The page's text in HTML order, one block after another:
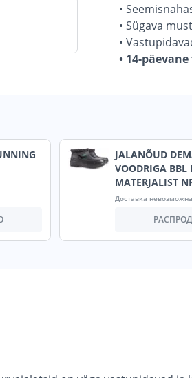
•
• Sügava
•
• 14-
JALANÕUD
VOODRIGA BBL
MATERJALIST
Доставка невозможна